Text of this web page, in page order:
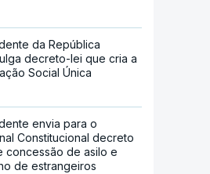
da República
decreto-lei que cria a
Social Única
envia para o
Constitucional decreto
concessão de asilo e
de estrangeiros